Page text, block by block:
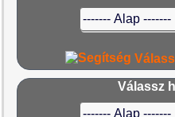
Válassz